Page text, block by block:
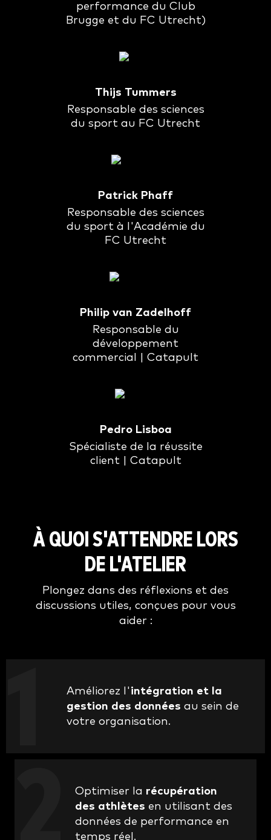
performance du Club
Brugge et du FC Utrecht)
Thijs Tummers
Responsable des sciences
du sport au FC Utrecht
Patrick Phaff
Responsable des sciences
du sport à l'Académie du
FC Utrecht
Philip van Zadelhoff
Responsable du
développement
commercial | Catapult
Pedro Lisboa
Spécialiste de la réussite
client | Catapult
À QUOI S'ATTENDRE LORS
DE L'ATELIER
Plongez dans des réflexions et des
discussions utiles, conçues pour vous
aider :
Améliorez l'intégration et la
gestion des données au sein de
votre organisation.
Optimiser la récupération
des athlètes en utilisant des
données de performance en
temps réel.